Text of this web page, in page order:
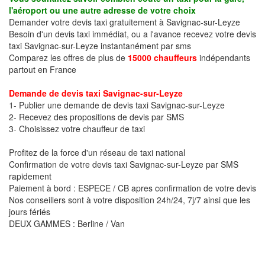
l'aéroport ou une autre adresse de votre choix
Demander votre devis taxi gratuitement à Savignac-sur-Leyze
Besoin d'un devis taxi immédiat, ou a l'avance recevez votre devis
taxi Savignac-sur-Leyze instantanément par sms
Comparez les offres de plus de 15000 chauffeurs indépendants
partout en France
Demande de devis taxi Savignac-sur-Leyze
1- Publier une demande de devis taxi Savignac-sur-Leyze
2- Recevez des propositions de devis par SMS
3- Choisissez votre chauffeur de taxi
Profitez de la force d'un réseau de taxi national
Confirmation de votre devis taxi Savignac-sur-Leyze par SMS
rapidement
Paiement à bord : ESPECE / CB apres confirmation de votre devis
Nos conseillers sont à votre disposition 24h/24, 7j/7 ainsi que les
jours fériés
DEUX GAMMES : Berline / Van